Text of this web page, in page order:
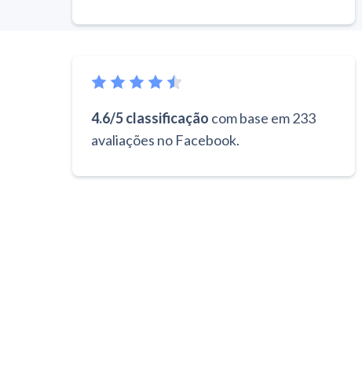
4.6/5 classificação com base em 233
avaliações no Facebook.